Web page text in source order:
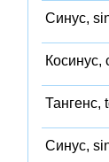
Синус,
Косинус,
Тангенс,
Синус,